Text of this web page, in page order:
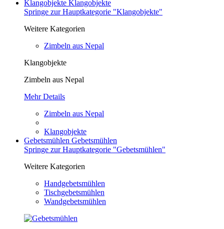
Klangobjekte Klangobjekte
Springe zur Hauptkategorie "Klangobjekte"
Weitere Kategorien
Zimbeln aus Nepal
Klangobjekte
Zimbeln aus Nepal
Mehr Details
Zimbeln aus Nepal
Klangobjekte
Gebetsmühlen Gebetsmühlen
Springe zur Hauptkategorie "Gebetsmühlen"
Weitere Kategorien
Handgebetsmühlen
Tischgebetsmühlen
Wandgebetsmühlen